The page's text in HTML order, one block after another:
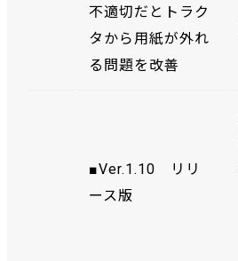
不適切だとトラク
タから用紙が外れ
る問題を改善
■Ver.1.10 リリ
ース版